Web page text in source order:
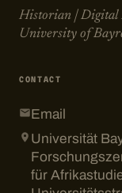
Historian | Digital
University of
CONTACT
Email
Universität
für